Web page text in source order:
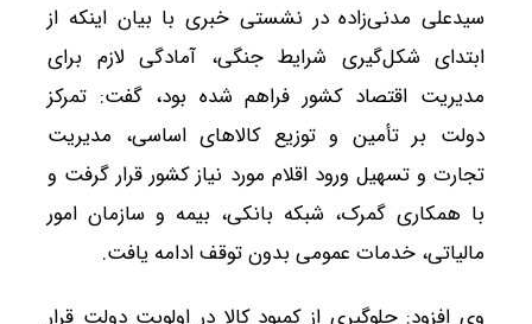
سیدعلی مدنی‌زاده در نشستی خبری با بیان اینکه از
ابتدای شکل‌گیری شرایط جنگی، آمادگی لازم برای
مدیریت اقتصاد کشور فراهم شده بود، گفت: تمرکز
دولت بر تأمین و توزیع کالاهای اساسی، مدیریت
تجارت و تسهیل ورود اقلام مورد نیاز کشور قرار گرفت و
با همکاری گمرک، شبکه بانکی، بیمه و سازمان امور
مالیاتی، خدمات عمومی بدون توقف ادامه یافت.
وی افزود: جلوگیری از کمبود کالا در اولویت دولت قرار